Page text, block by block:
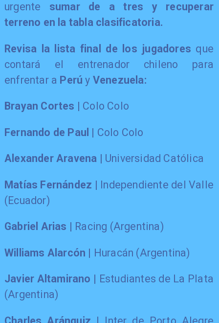
urgente sumar de a tres y recuperar
terreno en la tabla clasificatoria.
Revisa la lista final de los jugadores que
contará el entrenador chileno para
enfrentar a Perú y Venezuela:
Brayan Cortes | Colo Colo
Fernando de Paul | Colo Colo
Alexander Aravena | Universidad Católica
Matías Fernández | Independiente del Valle
(Ecuador)
Gabriel Arias | Racing (Argentina)
Williams Alarcón | Huracán (Argentina)
Javier Altamirano | Estudiantes de La Plata
(Argentina)